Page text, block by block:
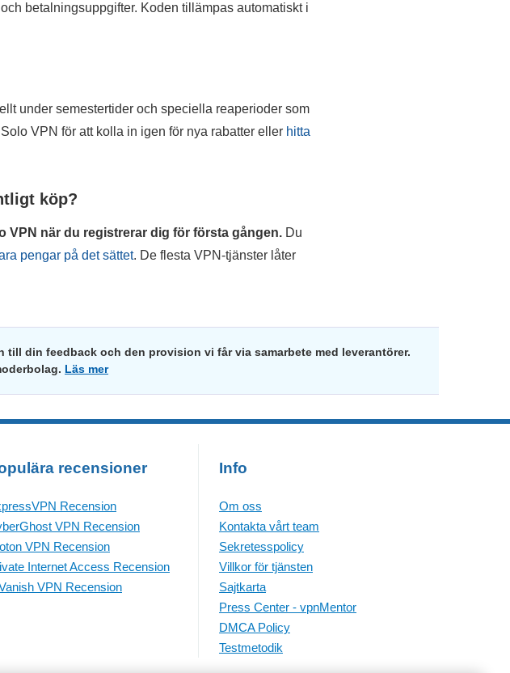
betalningsuppgifter. Koden tillämpas automatiskt i
under semestertider och speciella reaperioder som
VPN för att kolla in igen för nya rabatter eller hitta
köp?
VPN när du registrerar dig för första gången. Du
pengar på det sättet. De flesta VPN-tjänster låter
din feedback och den provision vi får via samarbete med leverantörer.
Läs mer
recensioner
Recension
VPN Recension
VPN Recension
Internet Access Recension
VPN Recension
Info
Om oss
Kontakta vårt team
Sekretesspolicy
Villkor för tjänsten
Sajtkarta
Press Center - vpnMentor
DMCA Policy
Testmetodik